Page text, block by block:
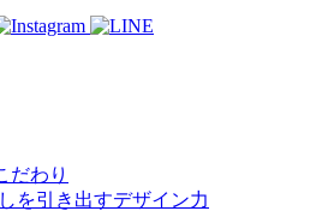
だわり
を引き出すデザイン力